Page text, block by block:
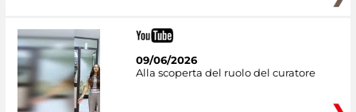
09/06/2026
Alla scoperta del ruolo del curatore